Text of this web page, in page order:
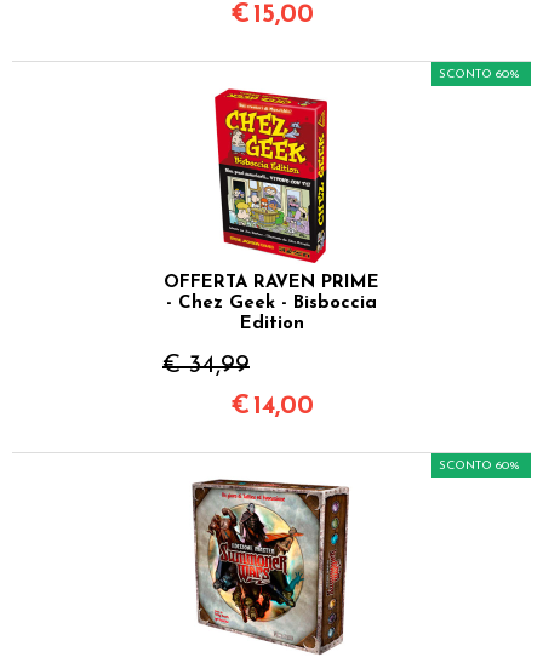
€ 15,00
OFFERTA RAVEN PRIME
- Chez Geek - Bisboccia
Edition
€ 34,99
SCONTO 60%
€ 14,00
SCONTO 60%